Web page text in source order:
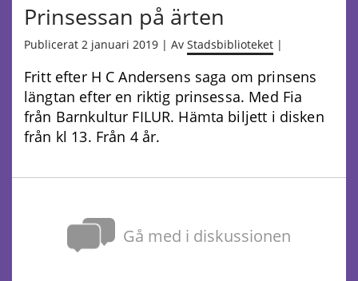
Prinsessan på ärten
Publicerat 2 januari 2019 | Av Stadsbiblioteket |
Fritt efter H C Andersens saga om prinsens
längtan efter en riktig prinsessa. Med Fia
från Barnkultur FILUR. Hämta biljett i disken
från kl 13. Från 4 år.
Gå med i diskussionen